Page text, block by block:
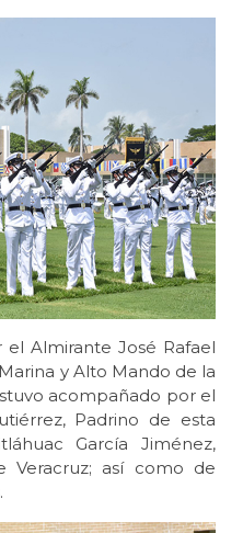
Almirante José Rafael
y Alto Mando de la
acompañado por el
Padrino de esta
García Jiménez,
Veracruz; así como de